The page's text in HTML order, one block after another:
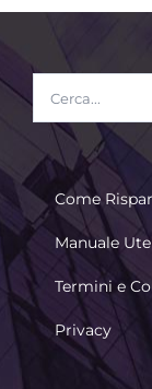
Cerca
per:
Come
Manuale
Termini e
Privacy